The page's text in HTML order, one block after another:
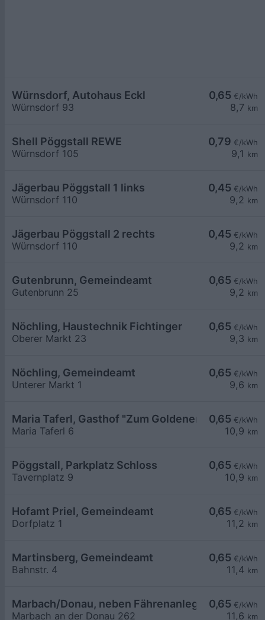
0,65 €/kWh
8,7 km
Würnsdorf, Autohaus Eckl
Würnsdorf 93
0,79 €/kWh
9,1 km
Shell Pöggstall REWE
Würnsdorf 105
0,45 €/kWh
9,2 km
Jägerbau Pöggstall 1 links
Würnsdorf 110
0,45 €/kWh
9,2 km
Jägerbau Pöggstall 2 rechts
Würnsdorf 110
0,65 €/kWh
9,2 km
Gutenbrunn, Gemeindeamt
Gutenbrunn 25
0,65 €/kWh
9,3 km
Nöchling, Haustechnik Fichtinger
Oberer Markt 23
0,65 €/kWh
9,6 km
Nöchling, Gemeindeamt
Unterer Markt 1
0,65 €/kWh
10,9 km
Maria Taferl, Gasthof "Zum Goldenen Löwen"
Maria Taferl 6
0,65 €/kWh
10,9 km
Pöggstall, Parkplatz Schloss
Tavernplatz 9
0,65 €/kWh
11,2 km
Hofamt Priel, Gemeindeamt
Dorfplatz 1
0,65 €/kWh
11,4 km
Martinsberg, Gemeindeamt
Bahnstr. 4
0,65 €/kWh
11,6 km
Marbach/Donau, neben Fährenanlegestelle
Marbach an der Donau 262